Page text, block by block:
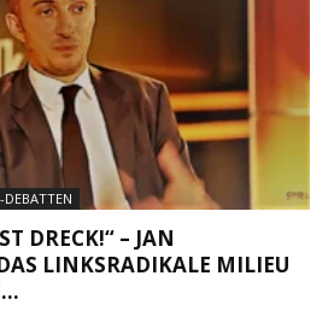
DEBATTEN
DRECK!“ – JAN
LINKSRADIKALE MILIEU